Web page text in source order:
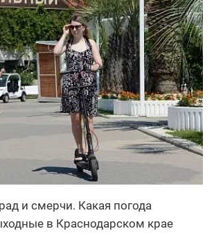
и смерчи. Какая погода
в Краснодарском крае